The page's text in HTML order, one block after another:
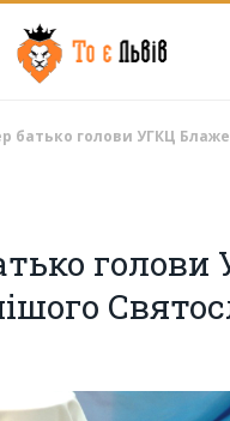
батько голови УГКЦ
голови